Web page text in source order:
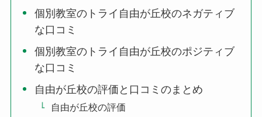
個別教室のトライ自由が丘校のネガティブ
な口コミ
個別教室のトライ自由が丘校のポジティブ
な口コミ
自由が丘校の評価と口コミのまとめ
自由が丘校の評価